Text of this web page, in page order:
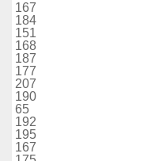
167
184
151
168
187
177
207
190
65
192
195
167